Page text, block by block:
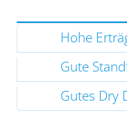
Hohe
Gute
Gutes Dry